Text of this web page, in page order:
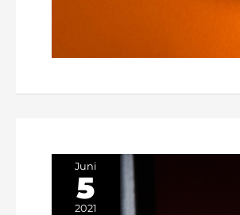
Juni
5
2021